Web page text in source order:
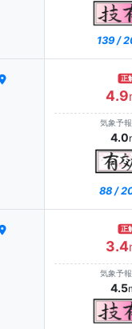
139 /
正
4.9
気象予
4.0
88 /
正
3.4
気象予
4.5